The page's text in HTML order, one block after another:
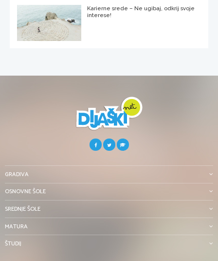
Karierne srede – Ne ugibaj, odkrij svoje
interese!
GRADIVA
OSNOVNE ŠOLE
SREDNJE ŠOLE
MATURA
ŠTUDIJ